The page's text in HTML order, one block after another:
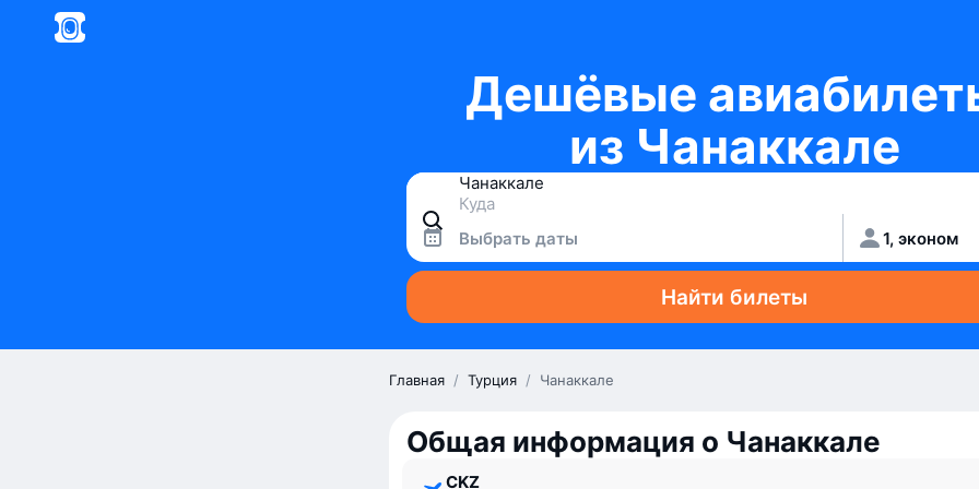
Дешёвые
из Чанаккале
Выбрать даты 1, эконом
Найти билеты
Главная / Турция / Чанаккале
Общая информация о Чанаккале
CKZ